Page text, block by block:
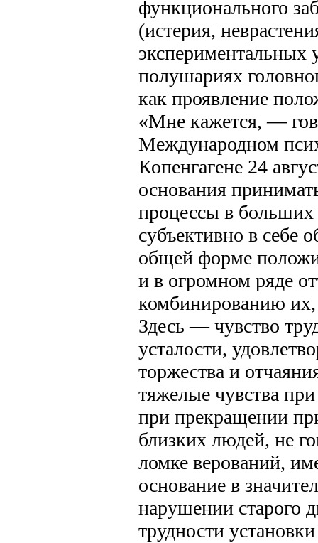
функционального
(истерия,
экспериментальных
полушариях
как проявление
«Мне кажется, —
Международном
Копенгагене 24
основания
процессы в
субъективно в себе
общей форме
и в огромном ряде
комбинированию
Здесь — чувство
усталости,
торжества и
тяжелые чувства
при прекращении
близких людей, не
ломке верований,
основание в
нарушении старого
трудности